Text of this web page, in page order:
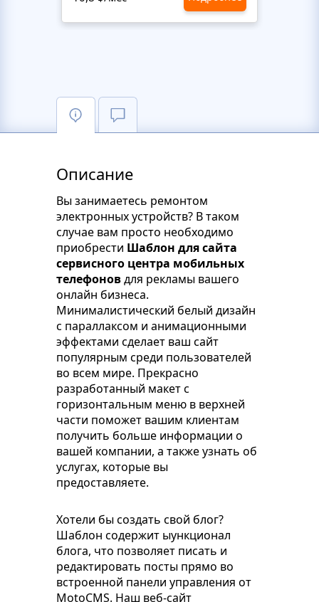
Описание
Вы занимаетесь ремонтом
электронных устройств? В таком
случае вам просто необходимо
приобрести Шаблон для сайта
сервисного центра мобильных
телефоновдля рекламы вашего
онлайн бизнеса.
Минималистический белый дизайн
с параллаксом и анимационными
эффектами сделает ваш сайт
популярным среди пользователей
во всем мире. Прекрасно
разработанный макет с
горизонтальным меню в верхней
части поможет вашим клиентам
получить больше информации о
вашей компании, а также узнать об
услугах, которые вы
предоставляете.
Хотели бы создать свой блог?
Шаблон содержит ыункционал
блога, что позволяет писать и
редактировать посты прямо во
встроенной панели управления от
MotoCMS. Наш веб-сайт